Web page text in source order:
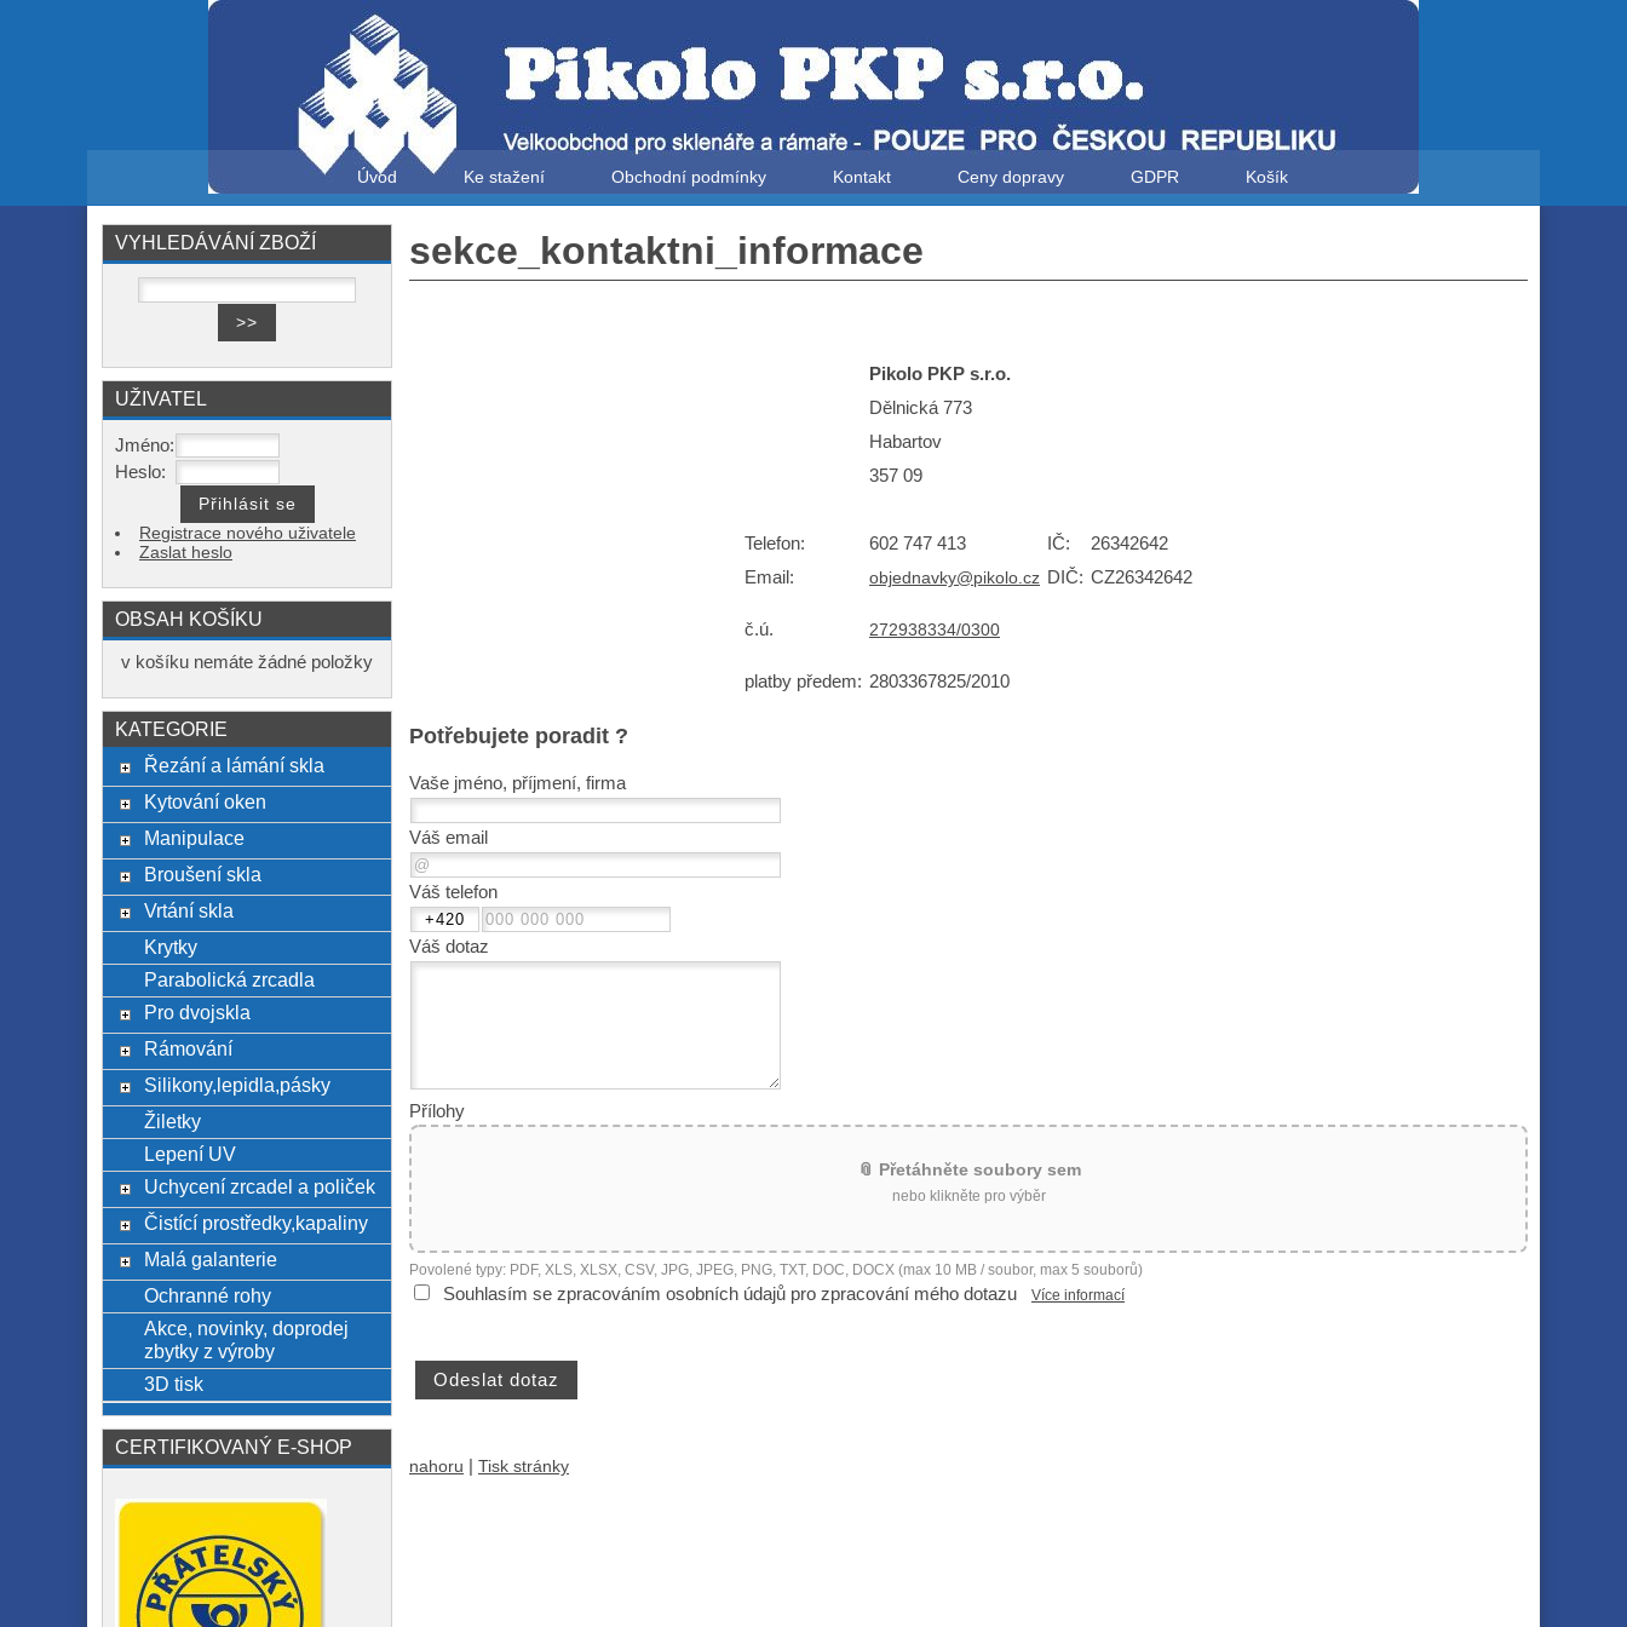
Úvod Ke stažení Obchodní podmínky Kontakt Ceny dopravy GDPR Košík
sekce_kontaktni_informace
Pikolo PKP s.r.o.
Dělnická 773
Habartov
357 09
Telefon: 602 747 413 IČ:
26342642
Email:
objednavky@pikolo.cz DIČ: CZ26342642
č.ú. 272938334/0300
platby předem: 2803367825/2010
Potřebujete poradit ?
Vaše jméno, příjmení, firma
Váš email
Váš telefon
Váš dotaz
Přílohy
📎 Přetáhněte soubory sem
nebo klikněte pro výběr
Povolené typy: PDF, XLS, XLSX, CSV, JPG, JPEG, PNG, TXT, DOC, DOCX (max 10 MB / soubor, max 5 souborů)
Souhlasím se zpracováním osobních údajů pro zpracování mého dotazu Více informací
nahoru Tisk stránky
VYHLEDÁVÁNÍ ZBOŽÍ
UŽIVATEL
Jméno:
Heslo:
Registrace nového uživatele
Zaslat heslo
OBSAH KOŠÍKU
v košíku nemáte žádné položky
KATEGORIE
Řezání a lámání skla
Kytování oken
Manipulace
Broušení skla
Vrtání skla
Krytky
Parabolická zrcadla
Pro dvojskla
Rámování
Silikony,lepidla,pásky
Žiletky
Lepení UV
Uchycení zrcadel a poliček
Čistící prostředky,kapaliny
Malá galanterie
Ochranné rohy
Akce, novinky, doprodej
zbytky z výroby
3D tisk
CERTIFIKOVANÝ E-SHOP